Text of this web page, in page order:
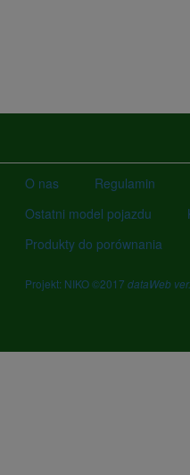
O nas Regulamin
Ostatni model pojazdu
Produkty do porównania
Projekt: NIKO ©2017 dataWeb